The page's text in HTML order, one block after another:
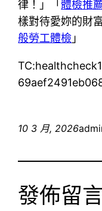
律！」「體檢推
樣對待愛妳的財
般勞工體檢 」
10 3 月, 2026
發佈留